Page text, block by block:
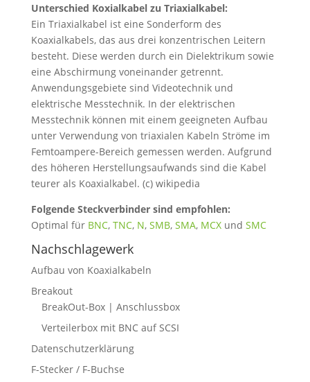
Unterschied Koxialkabel zu Triaxialkabel:
Ein Triaxialkabel ist eine Sonderform des
Koaxialkabels, das aus drei konzentrischen Leitern
besteht. Diese werden durch ein Dielektrikum sowie
eine Abschirmung voneinander getrennt.
Anwendungsgebiete sind Videotechnik und
elektrische Messtechnik. In der elektrischen
Messtechnik können mit einem geeigneten Aufbau
unter Verwendung von triaxialen Kabeln Ströme im
Femtoampere-Bereich gemessen werden. Aufgrund
des höheren Herstellungsaufwands sind die Kabel
teurer als Koaxialkabel. (c) wikipedia
Folgende Steckverbinder sind empfohlen:
Optimal für BNC, TNC, N, SMB, SMA, MCXund SMC
Nachschlagewerk
Aufbau von Koaxialkabeln
Breakout
BreakOut-Box | Anschlussbox
Verteilerbox mit BNC auf SCSI
Datenschutzerklärung
F-Stecker / F-Buchse